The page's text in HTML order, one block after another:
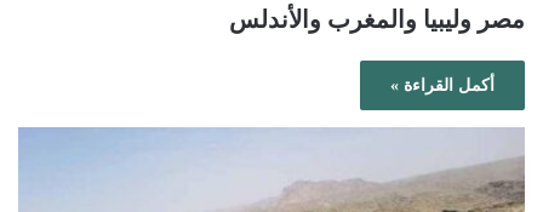
مصر وليبيا والمغرب والأندلس
أكمل القراءة »